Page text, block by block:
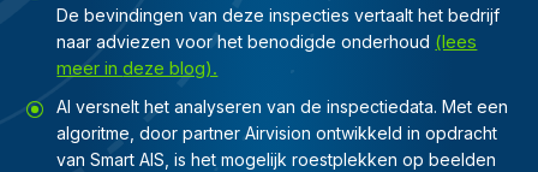
De bevindingen van deze inspecties vertaalt het bedrijf
naar adviezen voor het benodigde onderhoud (lees
meer indeze blog).
AI versnelt het analyseren van de inspectiedata. Met een
algoritme, door partner Airvision ontwikkeld in opdracht
van Smart AIS, is het mogelijk roestplekken op beelden